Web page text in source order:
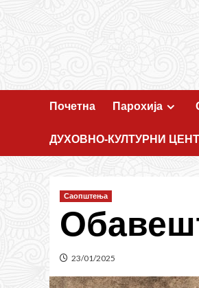
Почетна Парохија
ДУХОВНО-КУЛТУРНИ
Саопштења
23/01/2025